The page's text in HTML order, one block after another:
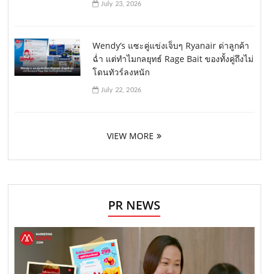
July 23, 2026
Wendy’s แซะคู่แข่งเจ็บๆ Ryanair ด่าลูกค้า
ฉ่ำ แต่ทำไมกลยุทธ์ Rage Bait ของทั้งคู่ถึงไม่
โดนทัวร์ลงหนัก
July 22, 2026
VIEW MORE
PR NEWS